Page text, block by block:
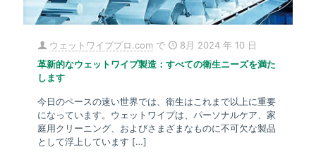
ウェットワイププロ.com で
8月 2024 年 10 日
革新的なウェットワイプ製造：すべての衛生ニーズを満た
します
今日のペースの速い世界では、衛生はこれまで以上に重要
になっています。ウェットワイプは、パーソナルケア、家
庭用クリーニング、およびさまざまなものに不可欠な製品
として浮上しています […]